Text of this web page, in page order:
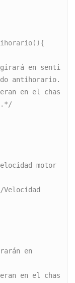
girará en senti
antihorario.
en el chas
motor
Velocidad
en el chas